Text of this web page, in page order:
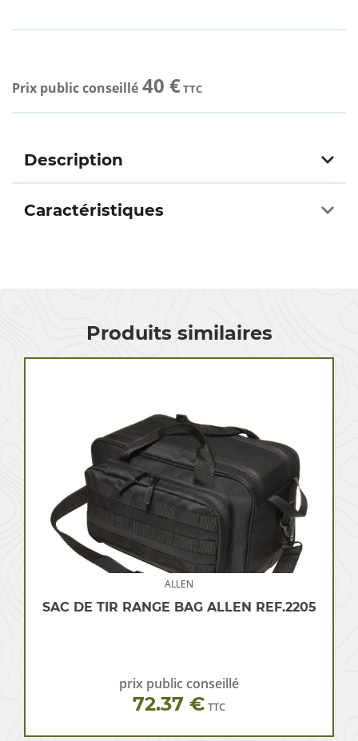
Prix public conseillé 40 €TTC
Description
Caractéristiques
Produits similaires
ALLEN
SAC DE TIR RANGE BAG ALLEN REF.2205
prix public conseillé
72.37 € TTC